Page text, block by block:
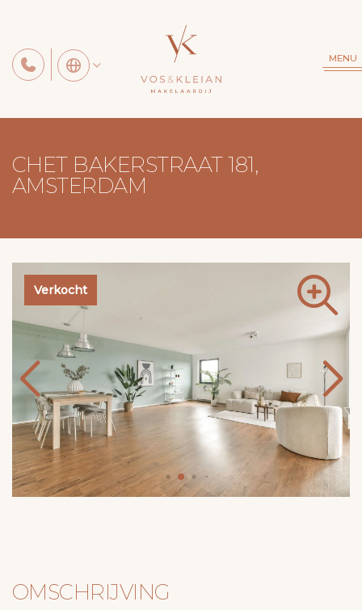
MENU
CHET BAKERSTRAAT 181,
AMSTERDAM
Verkocht
OMSCHRIJVING